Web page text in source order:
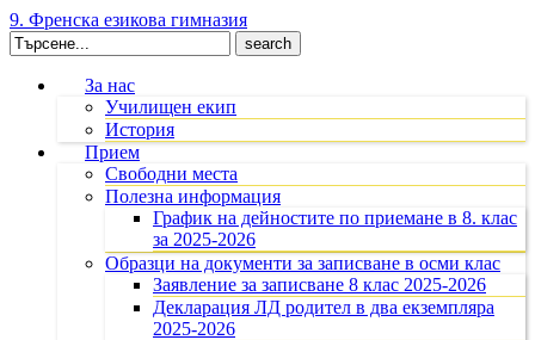
9. Френска езикова гимназия
Search
for:
За нас
Училищен екип
История
Прием
Свободни места
Полезна информация
График на дейностите по приемане в 8. клас
за 2025-2026
Образци на документи за записване в осми клас
Заявление за записване 8 клас 2025-2026
Декларация ЛД родител в два екземпляра
2025-2026